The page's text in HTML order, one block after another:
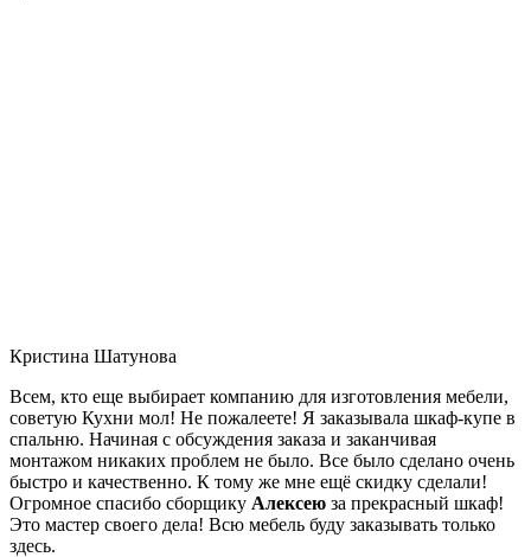
Кристина Шатунова
Всем, кто еще выбирает компанию для изготовления мебели,
советую Кухни мол! Не пожалеете! Я заказывала шкаф-купе в
спальню. Начиная с обсуждения заказа и заканчивая
монтажом никаких проблем не было. Все было сделано очень
быстро и качественно. К тому же мне ещё скидку сделали!
Огромное спасибо сборщику Алексею за прекрасный шкаф!
Это мастер своего дела! Всю мебель буду заказывать только
здесь.